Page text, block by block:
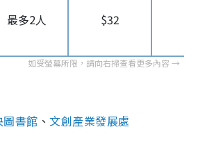
最多2人 $32
圖書館 、文創產業發展處